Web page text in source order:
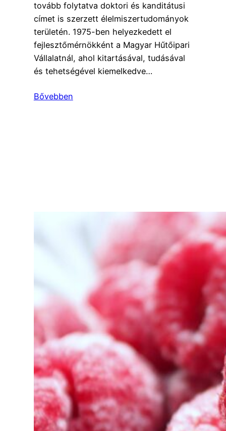
tovább folytatva doktori és kanditátusi
címet is szerzett élelmiszertudományok
területén. 1975-ben helyezkedett el
fejlesztőmérnökként a Magyar Hűtőipari
Vállalatnál, ahol kitartásával, tudásával
és tehetségével kiemelkedve…
Bővebben